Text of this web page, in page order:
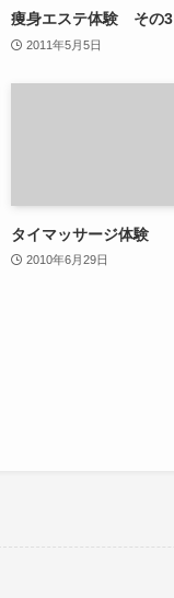
痩身エステ体験 その3
2011年5月5日
タイマッサージ体験
2010年6月29日